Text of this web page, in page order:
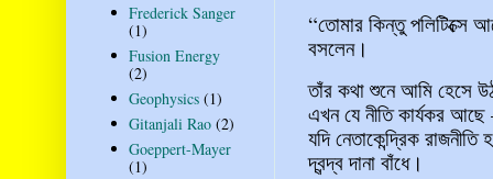
“তোমার কিন্তু পলিটিক্সে
বসলেন।
তাঁর কথা শুনে আমি হেসে
এখন যে নীতি কার্যকর আছে
যদি নেতাকেন্দ্রিক
দ্বন্দ্ব দানা বাঁধে।
Frederick Sanger
(1)
Fusion Energy
(2)
Geophysics (1)
Gitanjali Rao (2)
Goeppert-Mayer
(1)